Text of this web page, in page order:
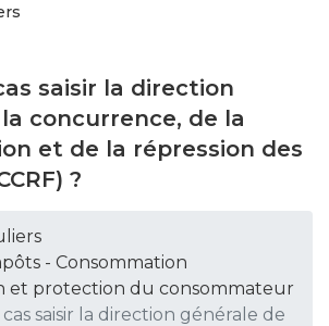
saisir la direction
concurrence, de la
et de la répression des
?
- Consommation
et protection du consommateur
saisir la direction générale de